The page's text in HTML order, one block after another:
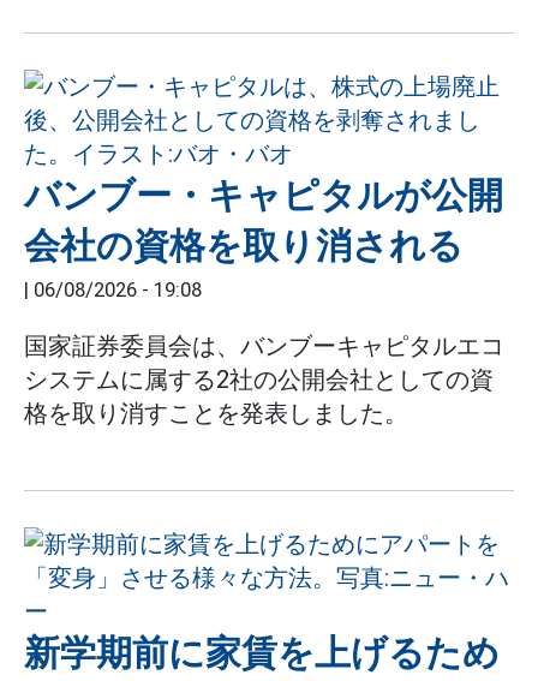
バンブー・キャピタルが公開
会社の資格を取り消される
| 06/08/2026 - 19:08
国家証券委員会は、バンブーキャピタルエコ
システムに属する2社の公開会社としての資
格を取り消すことを発表しました。
新学期前に家賃を上げるため